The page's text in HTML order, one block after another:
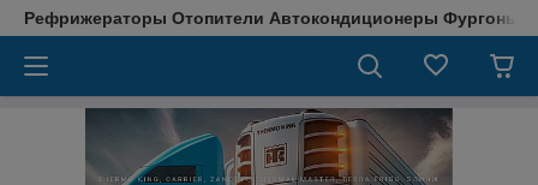
Рефрижераторы Отопители Автокондиционеры Фургоны